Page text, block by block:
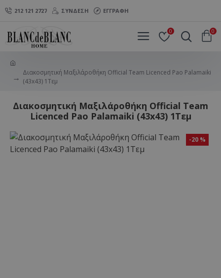
212 121 2727 ΣΎΝΔΕΣΗ ΕΓΓΡΑΦΉ
0 0
Διακοσμητική Μαξιλάροθήκη Official Team Licenced Pao Palamaiki
(43x43) 1Τεμ
Διακοσμητική Μαξιλάροθήκη Official Team
Licenced Pao Palamaiki (43x43) 1Τεμ
-20 %